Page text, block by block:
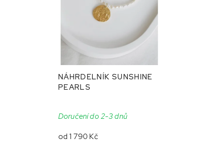
NÁHRDELNÍK SUNSHINE
PEARLS
Doručení do 2-3 dnů
od 1 790 Kč